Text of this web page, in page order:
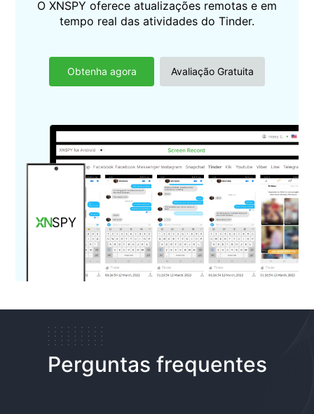
O XNSPY oferece atualizações remotas e em
tempo real das atividades do Tinder.
Obtenha agora Avaliação Gratuita
Perguntas frequentes